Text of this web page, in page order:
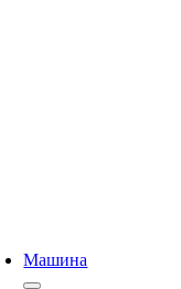
Машина